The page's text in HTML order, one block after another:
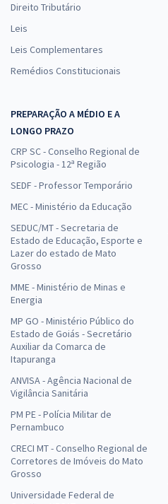
Direito Tributário
Leis
Leis Complementares
Remédios Constitucionais
PREPARAÇÃO A MÉDIO E A
LONGO PRAZO
CRP SC - Conselho Regional de
Psicologia - 12ª Região
SEDF - Professor Temporário
MEC - Ministério da Educação
SEDUC/MT - Secretaria de
Estado de Educação, Esporte e
Lazer do estado de Mato
Grosso
MME - Ministério de Minas e
Energia
MP GO - Ministério Público do
Estado de Goiás - Secretário
Auxiliar da Comarca de
Itapuranga
ANVISA - Agência Nacional de
Vigilância Sanitária
PM PE - Polícia Militar de
Pernambuco
CRECI MT - Conselho Regional de
Corretores de Imóveis do Mato
Grosso
Universidade Federal de